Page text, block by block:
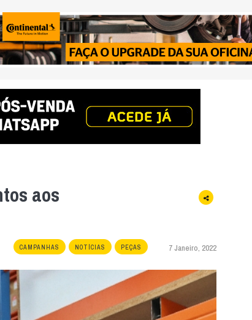
aos
CAMPANHAS NOTÍCIAS PEÇAS 7 Janeiro, 2022